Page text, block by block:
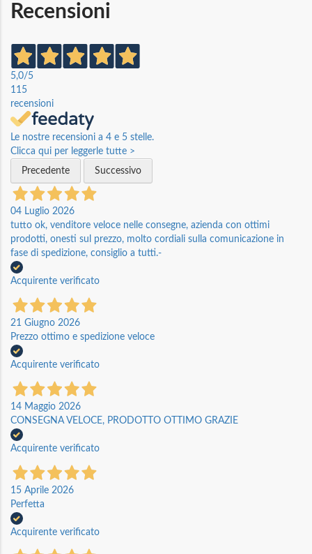
Recensioni
5,0/5
115
recensioni
Le nostre recensioni a 4 e 5 stelle.
Clicca qui per leggerle tutte >
Precedente
Successivo
04 Luglio 2026
tutto ok, venditore veloce nelle consegne, azienda con ottimi
prodotti, onesti sul prezzo, molto cordiali sulla comunicazione in
fase di spedizione, consiglio a tutti.-
Acquirente verificato
21 Giugno 2026
Prezzo ottimo e spedizione veloce
Acquirente verificato
14 Maggio 2026
CONSEGNA VELOCE, PRODOTTO OTTIMO GRAZIE
Acquirente verificato
15 Aprile 2026
Perfetta
Acquirente verificato